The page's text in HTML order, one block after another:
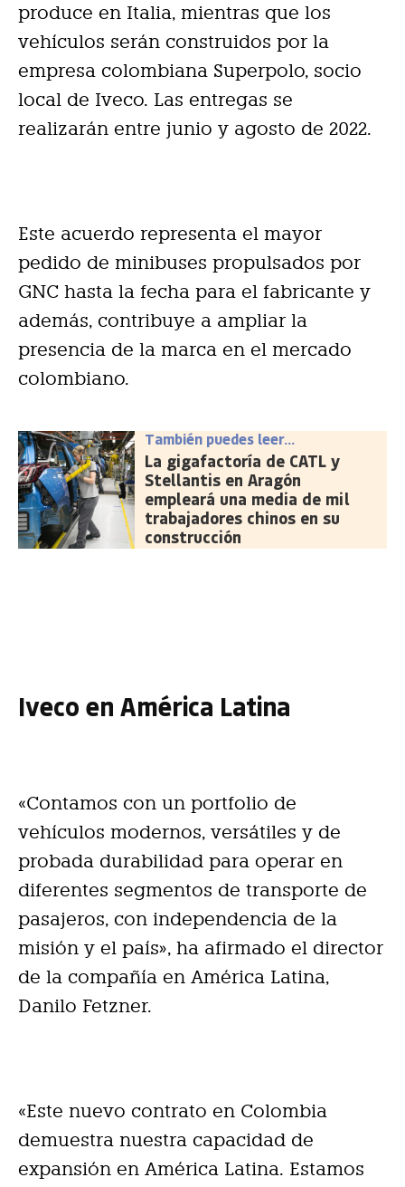
produce en Italia, mientras que los
vehículos serán construidos por la
empresa colombiana Superpolo, socio
local de Iveco. Las entregas se
realizarán entre junio y agosto de 2022.
Este acuerdo representa el mayor
pedido de minibuses propulsados por
GNC hasta la fecha para el fabricante y
además, contribuye a ampliar la
presencia de la marca en el mercado
colombiano.
También puedes leer...
La gigafactoría de CATL y
Stellantis en Aragón
empleará una media de mil
trabajadores chinos en su
construcción
Iveco en América Latina
«Contamos con un portfolio de
vehículos modernos, versátiles y de
probada durabilidad para operar en
diferentes segmentos de transporte de
pasajeros, con independencia de la
misión y el país», ha afirmado el director
de la compañía en América Latina,
Danilo Fetzner.
«Este nuevo contrato en Colombia
demuestra nuestra capacidad de
expansión en América Latina. Estamos